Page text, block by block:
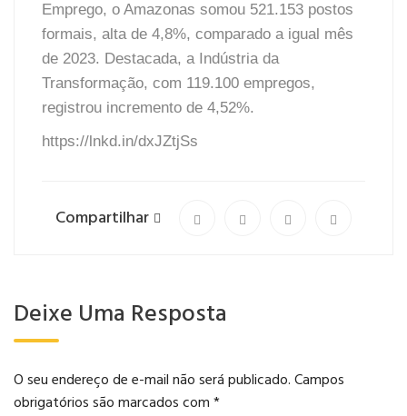
Emprego, o Amazonas somou 521.153 postos
formais, alta de 4,8%, comparado a igual mês
de 2023. Destacada, a Indústria da
Transformação, com 119.100 empregos,
registrou incremento de 4,52%.
https://lnkd.in/dxJZtjSs
Compartilhar
Deixe Uma Resposta
O seu endereço de e-mail não será publicado.Campos
obrigatórios são marcados com*